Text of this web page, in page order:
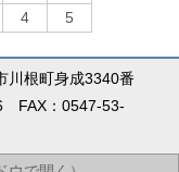
4 5
川根町身成3340番
FAX：0547-53-